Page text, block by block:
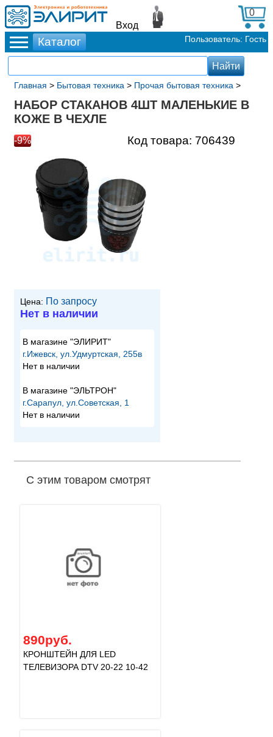
Вход
0
Пользователь: Гость
Главная > Бытовая техника > Прочая бытовая техника >
НАБОР СТАКАНОВ 4ШТ МАЛЕНЬКИЕ В
КОЖЕ В ЧЕХЛЕ
-9% Код товара: 706439
Цена: По запросу
Нет в наличии
В магазине "ЭЛИРИТ"
г.Ижевск, ул.Удмуртская, 255в
Нет в наличии
В магазине "ЭЛЬТРОН"
г.Сарапул, ул.Советская, 1
Нет в наличии
С этим товаром смотрят
890руб.
КРОНШТЕЙН ДЛЯ LED
ТЕЛЕВИЗОРА DTV 20-22 10-42